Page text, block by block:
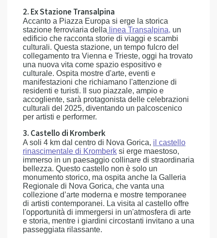
2. Ex Stazione Transalpina
Accanto a Piazza Europa si erge la storica
stazione ferroviaria della linea Transalpina, un
edificio che racconta storie di viaggi e scambi
culturali. Questa stazione, un tempo fulcro del
collegamento tra Vienna e Trieste, oggi ha trovato
una nuova vita come spazio espositivo e
culturale. Ospita mostre d'arte, eventi e
manifestazioni che richiamano l'attenzione di
residenti e turisti. Il suo piazzale, ampio e
accogliente, sarà protagonista delle celebrazioni
culturali del 2025, diventando un palcoscenico
per artisti e performer.
3. Castello di Kromberk
A soli 4 km dal centro di Nova Gorica, il castello
rinascimentale di Kromberk si erge maestoso,
immerso in un paesaggio collinare di straordinaria
bellezza. Questo castello non è solo un
monumento storico, ma ospita anche la Galleria
Regionale di Nova Gorica, che vanta una
collezione d’arte moderna e mostre temporanee
di artisti contemporanei. La visita al castello offre
l'opportunità di immergersi in un'atmosfera di arte
e storia, mentre i giardini circostanti invitano a una
passeggiata rilassante.